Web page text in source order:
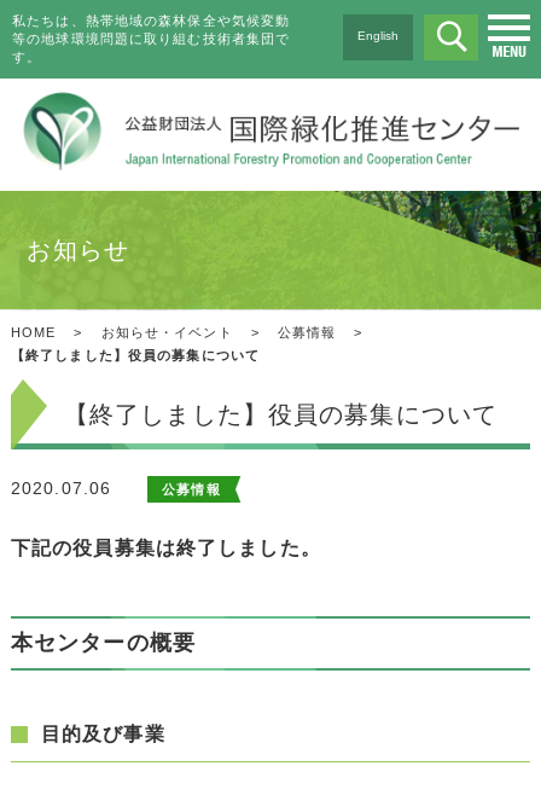
私たちは、熱帯地域の森林保全や気候変動
等の地球環境問題に取り組む技術者集団で
す。
English
お知らせ
HOME > お知らせ・イベント > 公募情報
>
【終了しました】役員の募集について
【終了しました】役員の募集について
2020.07.06 公募情報
下記の役員募集は終了しました。
本センターの概要
目的及び事業